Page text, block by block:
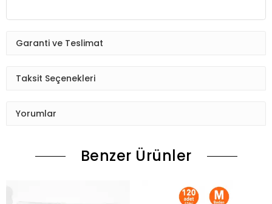
Garanti ve Teslimat
Taksit Seçenekleri
Yorumlar
Benzer Ürünler